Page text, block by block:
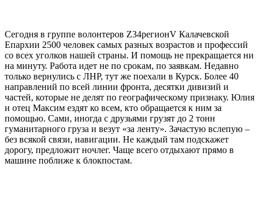
Сегодня в группе волонтеров Z34регионV Калачевской
Епархии 2500 человек самых разных возрастов и профессий
со всех уголков нашей страны. И помощь не прекращается ни
на минуту. Работа идет не по срокам, по заявкам. Недавно
только вернулись с ЛНР, тут же поехали в Курск. Более 40
направлений по всей линии фронта, десятки дивизий и
частей, которые не делят по географическому признаку. Юлия
и отец Максим ездят ко всем, кто обращается к ним за
помощью. Сами, иногда с друзьями грузят до 2 тонн
гуманитарного груза и везут «за ленту». Зачастую вслепую –
без всякой связи, навигации. Не каждый там подскажет
дорогу, предложит ночлег. Чаще всего отдыхают прямо в
машине поближе к блокпостам.